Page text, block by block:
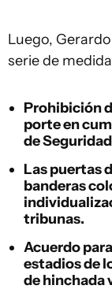
Luego,
serie de
Prohibición
porteen
de Seguridad
Las puertas
banderas
tribunas.
Acuerdo
estadios de
de hinchada